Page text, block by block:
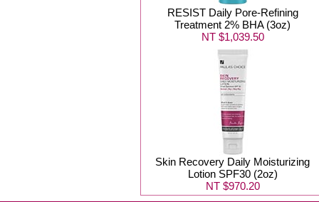
RESIST Daily Pore-Refining
Treatment 2% BHA (3oz)
NT $1,039.50
Skin Recovery Daily Moisturizing
Lotion SPF30 (2oz)
NT $970.20